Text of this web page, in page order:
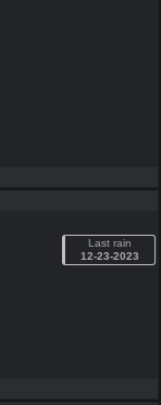
Last rain
12-23-2023